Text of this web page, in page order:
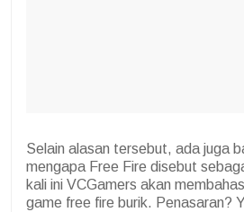
Selain alasan tersebut, ada juga
mengapa Free Fire disebut
kali ini VCGamers akan
game free fire burik. Penasaran?